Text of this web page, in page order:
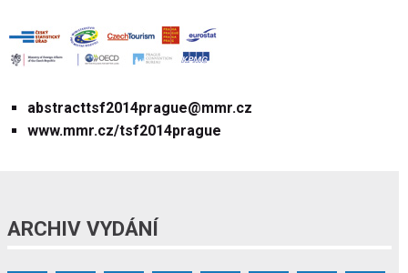
abstracttsf2014prague@mmr.cz
www.mmr.cz/tsf2014prague
ARCHIV VYDÁNÍ